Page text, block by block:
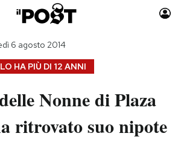
Auto
Moda
Consumismi
HA PIÙ DI 12 ANNI
6 agosto 2014
Nonne di Plaza
ritrovato suo nipote